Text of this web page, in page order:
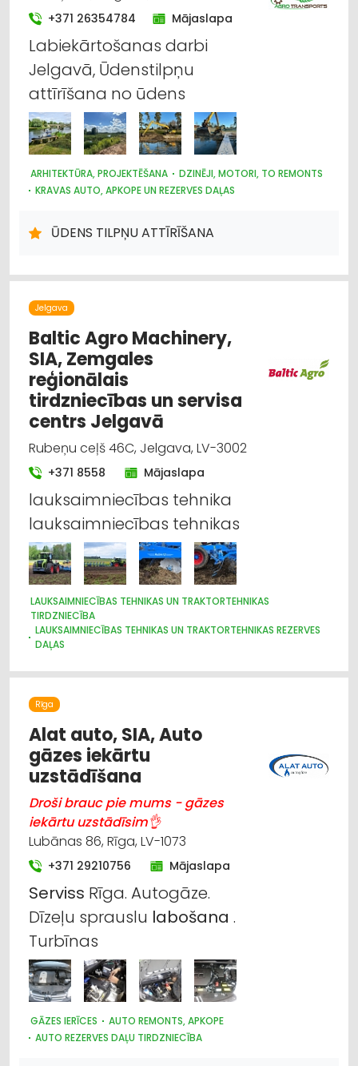
+371 26354784 Mājaslapa
Labiekārtošanas darbi
Jelgavā, Ūdenstilpņu
attīrīšana no ūdens
ARHITEKTŪRA, PROJEKTĒŠANA
DZINĒJI, MOTORI, TO REMONTS
KRAVAS AUTO, APKOPE UN REZERVES DAĻAS
LABIEKĀRTOŠANA, APZAĻUMOŠANA
HIDRAULISKĀS UN PNEIMATISKĀS IERĪCES
AUTO REZERVES DAĻU TIRDZNIECĪBA
AUTO RIEPU SERVISS
LABOŠANA, REMONTS
ŪDENS TILPŅU ATTĪRĪŠANA
Jelgava
Baltic Agro Machinery,
SIA, Zemgales
reģionālais
tirdzniecības un servisa
centrs Jelgavā
Rubeņu ceļš 46C, Jelgava, LV-3002
+371 8558 Mājaslapa
lauksaimniecības tehnika
lauksaimniecības tehnikas
LAUKSAIMNIECĪBAS TEHNIKAS UN TRAKTORTEHNIKAS
TIRDZNIECĪBA
LAUKSAIMNIECĪBAS TEHNIKAS UN TRAKTORTEHNIKAS REZERVES
DAĻAS
LABOŠANA, REMONTS
IEKRAUŠANAS UN IZKRAUŠANAS TEHNIKA
Rīga
Alat auto, SIA, Auto
gāzes iekārtu
uzstādīšana
Droši brauc pie mums - gāzes
iekārtu uzstādīsim👌
Lubānas 86, Rīga, LV-1073
+371 29210756 Mājaslapa
Serviss Rīga. Autogāze.
Dīzeļu sprauslu labošana .
Turbīnas
GĀZES IERĪCES
AUTO REMONTS, APKOPE
AUTO REZERVES DAĻU TIRDZNIECĪBA